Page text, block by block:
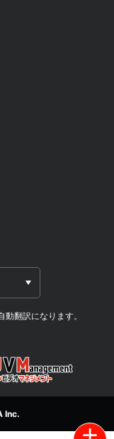
翻訳になります。
Inc.